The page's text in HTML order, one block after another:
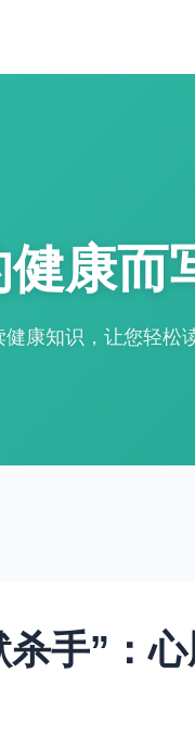
康而
康知识，让您轻松
手”：